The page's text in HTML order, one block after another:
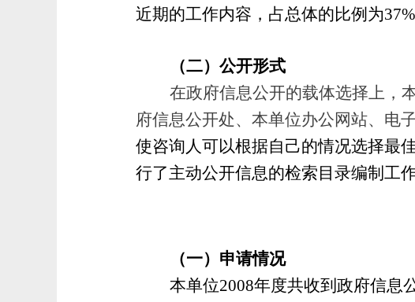
近期的工作内容，占总体的比例为37%
（二）公开形式
在政府信息公开的载体选择上，
府信息公开处、本单位办公网站、电
使咨询人可以根据自己的情况选择最
行了主动公开信息的检索目录编制工作
（一）申请情况
本单位2008年度共收到政府信息